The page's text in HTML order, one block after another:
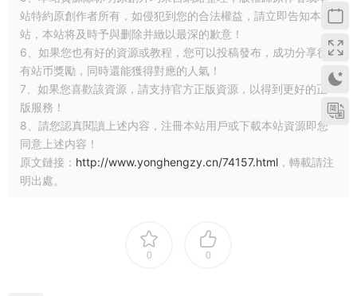
站特約原創作者所有，如侵犯到您的合法權益，請立即告知本
站，本站将及時予與删除并緻以最深的歉意！
6、如果您也有好的資源或教程，您可以投稿發布，成功分享後
有站币獎勵，同時還能獲得對應的人氣！
7、如果您喜歡該資源，請支持官方正版資源，以得到更好的正
版服務！
8、請您認真閱讀上述内容，注冊本站用戶或下載本站資源即您
同意上述内容！
原文鏈接： http://www.yonghengzy.cn/74157.html ，轉載請注
明出處。
0 0